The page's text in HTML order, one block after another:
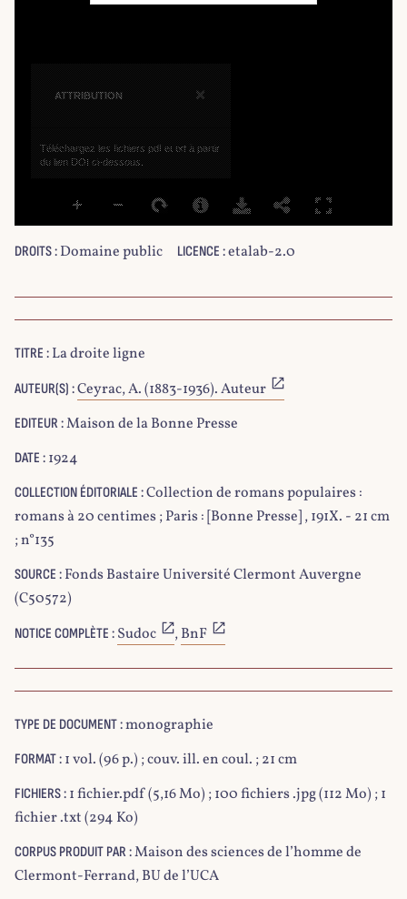
ATTRIBUTION ×
Téléchargez les fichiers pdf et txt à partir
du lien DOI ci-dessous.
DROITS : Domaine public LICENCE :etalab-2.0
TITRE : La droite ligne
AUTEUR(S) :Ceyrac, A. (1883-1936). Auteur
EDITEUR :Maison de la Bonne Presse
DATE : 1924
COLLECTION ÉDITORIALE :Collection de romans populaires :
romans à 20 centimes ; Paris : [Bonne Presse] , 191X. - 21 cm
; n°135
SOURCE : Fonds Bastaire Université Clermont Auvergne
(C50572)
NOTICE COMPLÈTE : Sudoc ,BnF
TYPE DE DOCUMENT :monographie
FORMAT : 1 vol. (96 p.) ; couv. ill. en coul. ; 21 cm
FICHIERS : 1 fichier.pdf (5,16 Mo) ; 100 fichiers .jpg (112 Mo) ; 1
fichier .txt (294 Ko)
CORPUS PRODUIT PAR :Maison des sciences de l’homme de
Clermont-Ferrand, BU de l’UCA